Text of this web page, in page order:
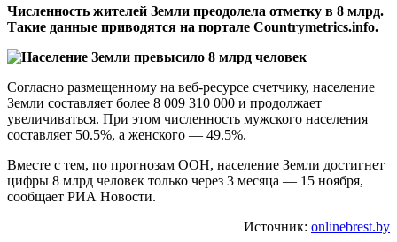
Численность жителей Земли преодолела отметку в 8 млрд.
Такие данные приводятся на портале Countrymetrics.info.
Согласно размещенному на веб-ресурсе счетчику, население
Земли составляет более 8 009 310 000 и продолжает
увеличиваться. При этом численность мужского населения
составляет 50.5%, а женского — 49.5%.
Вместе с тем, по прогнозам ООН, население Земли достигнет
цифры 8 млрд человек только через 3 месяца — 15 ноября,
сообщает РИА Новости.
Источник: onlinebrest.by